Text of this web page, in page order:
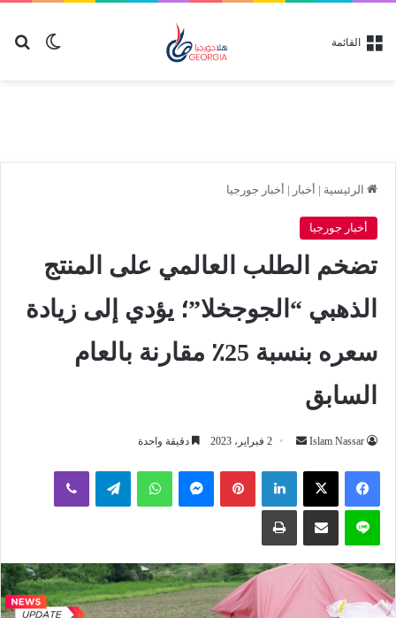
الوضع القائمة
الرئيسية | أخبار | أخبار جورجيا
أخبار جورجيا
تضخم الطلب العالمي على المنتج
الذهبي “الجوجخلا”؛ يؤدي إلى زيادة
سعره بنسبة 25٪ مقارنة بالعام
السابق
Islam Nassar
أرسل
إلكترونيا
2 فبراير، 2023 دقيقة واحدة
لينكدإن بينتيريستماسنجر واتساب تيلقرام ڤايبر
لاين مشاركة عبر البريد طباعة